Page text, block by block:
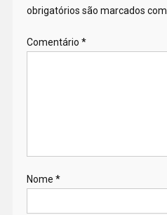
obrigatórios são marcados com
Comentário *
Nome *